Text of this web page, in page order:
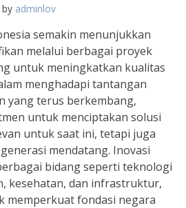
by adminlov
semakin menunjukkan
melalui berbagai proyek
untuk meningkatkan kualitas
menghadapi tantangan
yang terus berkembang,
untuk menciptakan solusi
untuk saat ini, tetapi juga
mendatang. Inovasi
bidang seperti teknologi
kesehatan, dan infrastruktur,
memperkuat fondasi negara